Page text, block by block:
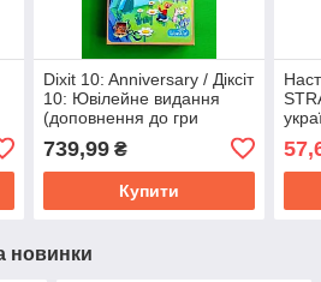
Dixit 10: Anniversary / Діксіт
10: Ювілейне видання
(доповнення до гри
739,99₴
Купити
новинки